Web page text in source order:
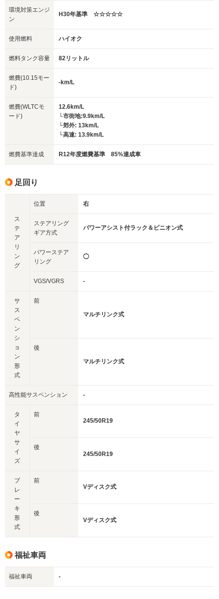
環境対策エンジ
ン
H30年基準 ☆☆☆☆☆
使用燃料 ハイオク
燃料タンク容量 82リットル
燃費(10.15モー
ド)
-km/L
燃費(WLTCモ
ード)
12.6km/L
└市街地:9.9km/L
└郊外: 13km/L
└高速: 13.9km/L
燃費基準達成 R12年度燃費基準 85%達成車
足回り
ス
テ
ア
リ
ン
グ
位置 右
ステアリング
ギア方式
パワーアシスト付ラック＆ピニオン式
パワーステア
リング
◯
VGS/VGRS -
サ
ス
ペ
ン
シ
ョ
ン
形
式
前
マルチリンク式
後
マルチリンク式
高性能サスペンション -
タ
イ
ヤ
サ
イ
ズ
前
245/50R19
後
245/50R19
ブ
レ
ー
キ
形
式
前
Vディスク式
後
Vディスク式
福祉車両
福祉車両 -